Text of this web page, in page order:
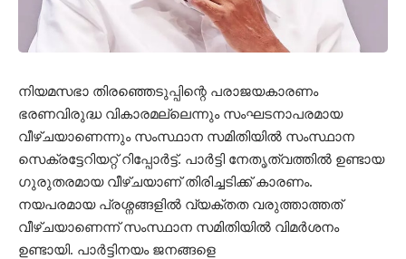
നിയമസഭാ തിരഞ്ഞെടുപ്പിന്റെ പരാജയകാരണം
ഭരണവിരുദ്ധ വികാരമല്ലെന്നും സംഘടനാപരമായ
വീഴ്ചയാണെന്നും സംസ്ഥാന സമിതിയിൽ സംസ്ഥാന
സെക്രട്ടേറിയറ്റ് റിപ്പോർട്ട്. പാർട്ടി നേതൃത്വത്തിൽ ഉണ്ടായ
ഗുരുതരമായ വീഴ്ചയാണ് തിരിച്ചടിക്ക് കാരണം.
നയപരമായ പ്രശ്നങ്ങളിൽ വ്യക്തത വരുത്താത്തത്
വീഴ്ചയാണെന്ന് സംസ്ഥാന സമിതിയിൽ വിമർശനം
ഉണ്ടായി. പാർട്ടിനയം ജനങ്ങളെ